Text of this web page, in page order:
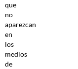
que
no
aparezcan
en
los
medios
de